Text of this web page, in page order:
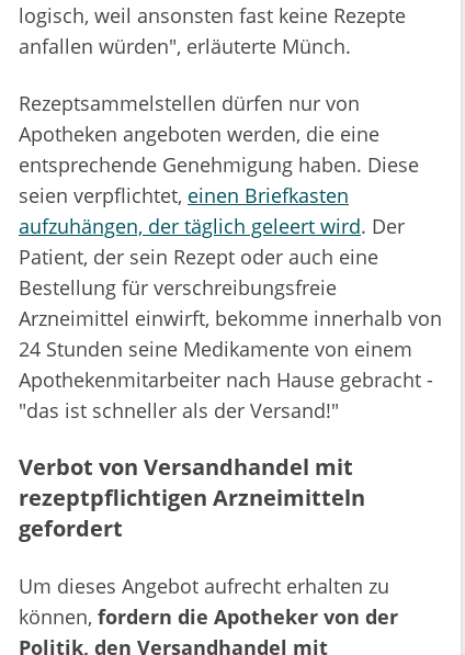
logisch, weil ansonsten fast keine Rezepte
anfallen würden", erläuterte Münch.
Rezeptsammelstellen dürfen nur von
Apotheken angeboten werden, die eine
entsprechende Genehmigung haben. Diese
seien verpflichtet, einen Briefkasten
aufzuhängen, der täglich geleert wird. Der
Patient, der sein Rezept oder auch eine
Bestellung für verschreibungsfreie
Arzneimittel einwirft, bekomme innerhalb von
24 Stunden seine Medikamente von einem
Apothekenmitarbeiter nach Hause gebracht -
"das ist schneller als der Versand!"
Verbot von Versandhandel mit
rezeptpflichtigen Arzneimitteln
gefordert
Um dieses Angebot aufrecht erhalten zu
können, fordern die Apotheker von der
Politik, den Versandhandel mit